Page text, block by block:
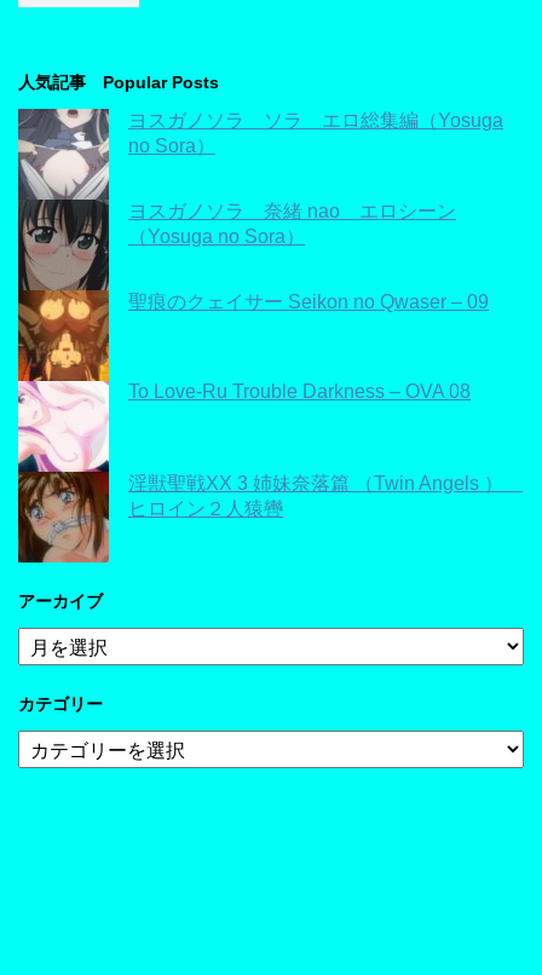
人気記事 Popular Posts
ヨスガノソラ ソラ エロ総集編（Yosuga
no Sora）
ヨスガノソラ 奈緒 nao エロシーン
（Yosuga no Sora）
聖痕のクェイサー Seikon no Qwaser – 09
To Love-Ru Trouble Darkness – OVA 08
淫獣聖戦XX 3 姉妹奈落篇 （Twin Angels ）
ヒロイン２人猿轡
アーカイブ
ア
ー
イ
カテゴリー
テ